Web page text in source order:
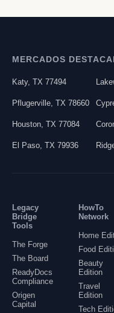
MERCADOS
Katy, TX 77494
Pflugerville TX 78660
Houston TX 77084
El Paso TX 79936
Legacy
Bridge
Tools
The Forge
The Board
ReadyDocs
Compliance
Origen
Capital
HowTo
Network
Home
Food
Beauty
Edition
Travel
Edition
Tech